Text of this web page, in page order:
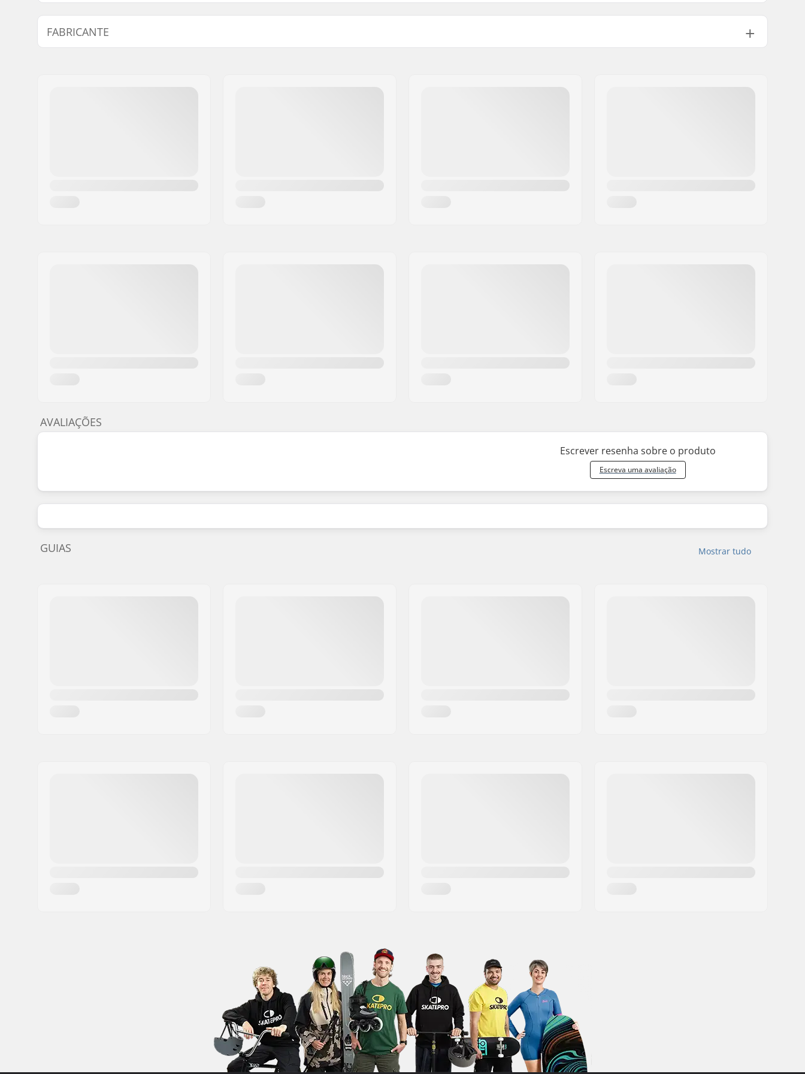
FABRICANTE
AVALIAÇÕES
Escrever resenha sobre o produto
Escreva uma avaliação
Mostrar tudo
GUIAS